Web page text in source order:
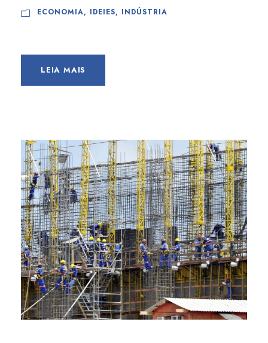
ECONOMIA, IDEIES, INDÚSTRIA
LEIA MAIS